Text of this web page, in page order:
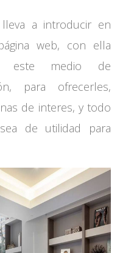
a introducir en
web, con ella
este medio de
para ofrecerles,
de interes, y todo
de utilidad para